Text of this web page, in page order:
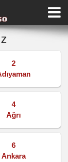
2
4
Ağrı
6
Ankara